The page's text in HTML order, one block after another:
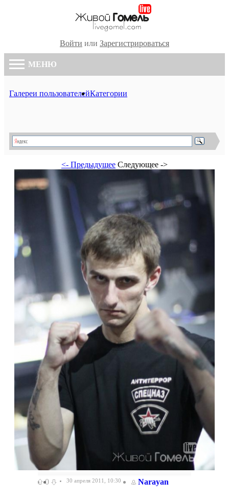
Войти или Зарегистрироваться
МЕНЮ
Галереи пользователейКатегории
<- Предыдущее Следующее ->
0 30 апреля 2011, 10:30 Narayan